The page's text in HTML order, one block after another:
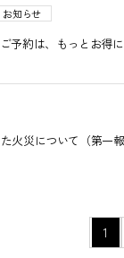
お知らせ
予約は、もっとお得
火災について（第一
1